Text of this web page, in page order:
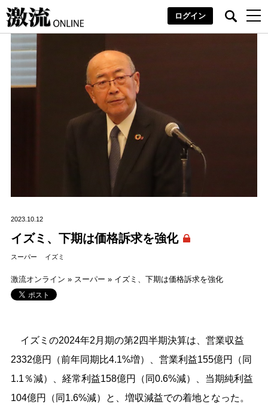
ログイン
2023.10.12
イズミ、下期は価格訴求を強化
スーパー イズミ
激流オンライン » スーパー » イズミ、下期は価格訴求を強化
イズミの2024年2月期の第2四半期決算は、営業収益
2332億円（前年同期比4.1%増）、営業利益155億円（同
1.1％減）、経常利益158億円（同0.6%減）、当期純利益
104億円（同1.6%減）と、増収減益での着地となった。